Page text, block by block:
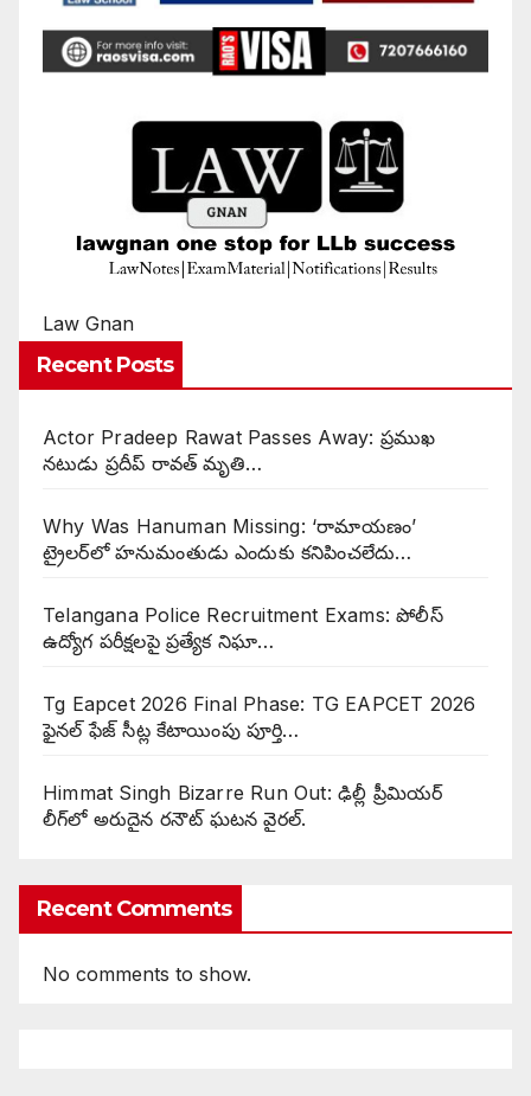
Law Gnan
Recent Posts
Actor Pradeep Rawat Passes Away: ప్రముఖ
నటుడు ప్రదీప్ రావత్ మృతి…
Why Was Hanuman Missing: ‘రామాయణం’
ట్రైలర్‌లో హనుమంతుడు ఎందుకు కనిపించలేదు…
Telangana Police Recruitment Exams: పోలీస్
ఉద్యోగ పరీక్షలపై ప్రత్యేక నిఘా…
Tg Eapcet 2026 Final Phase: TG EAPCET 2026
ఫైనల్ ఫేజ్ సీట్ల కేటాయింపు పూర్తి…
Himmat Singh Bizarre Run Out: ఢిల్లీ ప్రీమియర్
లీగ్‌లో అరుదైన రనౌట్ ఘటన వైరల్.
Recent Comments
No comments to show.